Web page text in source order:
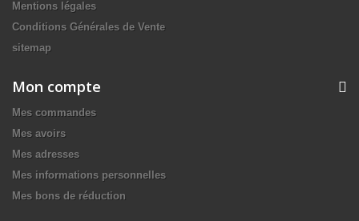
Mentions légales
Conditions Générales de Vente
sitemap
Mon compte
Mes commandes
Mes avoirs
Mes adresses
Mes informations personnelles
Mes bons de réduction